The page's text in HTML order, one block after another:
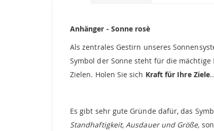
Anhänger - Sonne rosè
Als zentrales Gestirn unseres
Symbol der Sonne steht für die
Zielen. Holen Sie sich Kraft für Ihre Ziele
Es gibt sehr gute Gründe dafür, das
Standhaftigkeit, Ausdauer und Größe,